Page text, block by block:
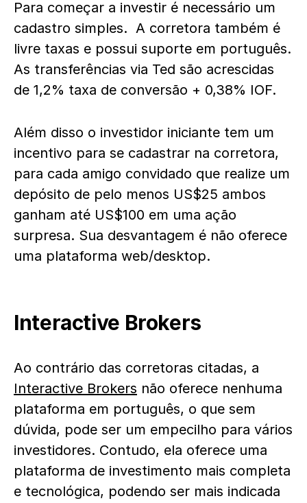
Para começar a investir é necessário um
cadastro simples. A corretora também é
livre taxas e possui suporte em português.
As transferências via Ted são acrescidas
de 1,2% taxa de conversão + 0,38% IOF.
Além disso o investidor iniciante tem um
incentivo para se cadastrar na corretora,
para cada amigo convidado que realize um
depósito de pelo menos US$25 ambos
ganham até US$100 em uma ação
surpresa. Sua desvantagem é não oferece
uma plataforma web/desktop.
Interactive Brokers
Ao contrário das corretoras citadas, a
Interactive Brokers não oferece nenhuma
plataforma em português, o que sem
dúvida, pode ser um empecilho para vários
investidores. Contudo, ela oferece uma
plataforma de investimento mais completa
e tecnológica, podendo ser mais indicada